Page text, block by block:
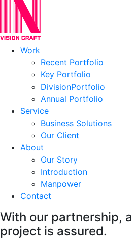
Work
Recent Portfolio
Key Portfolio
DivisionPortfolio
Annual Portfolio
Service
Business Solutions
Our Client
About
Our Story
Introduction
Manpower
Contact
With our partnership, a
project is assured.